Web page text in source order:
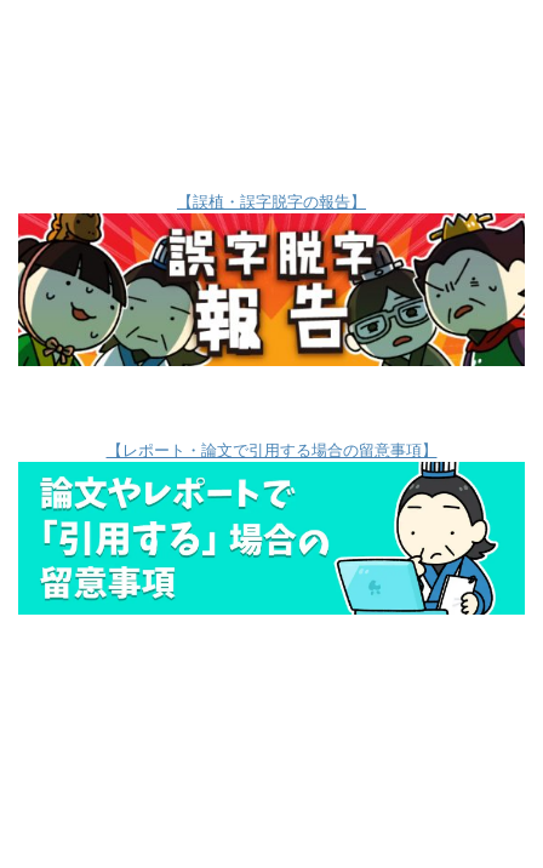
【誤植・誤字脱字の報告】
【レポート・論文で引用する場合の留意事項】